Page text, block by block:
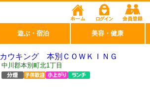
カウキング 本別ＣＯＷＫＩＮＧ
中川郡本別町北1丁目
遊ぶ・宿泊 美容・健康